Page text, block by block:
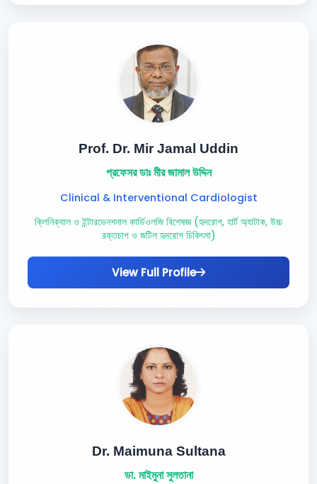
Prof. Dr. Mir Jamal Uddin
প্রফেসর ডাঃ মীর জামাল উদ্দিন
Clinical & Interventional Cardiologist
ক্লিনিক্যাল ও ইন্টারভেনশনাল কার্ডিওলজি বিশেষজ্ঞ (হৃদরোগ, হার্ট অ্যাটাক, উচ্চ
রক্তচাপ ও জটিল হৃদরোগ চিকিৎসা)
View Full Profile
Dr. Maimuna Sultana
ডা. মাইমুনা সুলতানা